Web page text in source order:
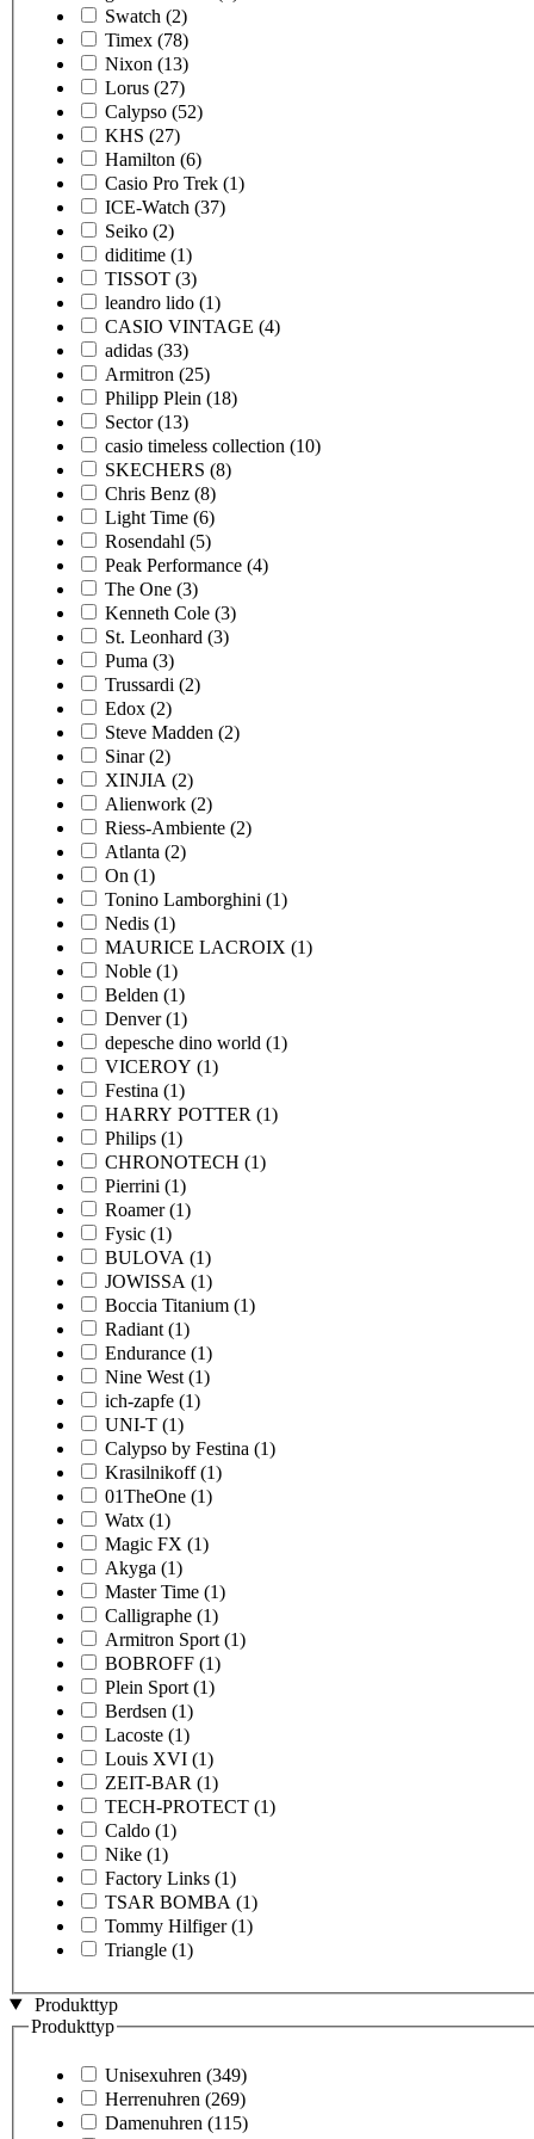
Swatch (2)
Timex (78)
Nixon (13)
Lorus (27)
Calypso (52)
KHS (27)
Hamilton (6)
Casio Pro Trek (1)
ICE-Watch (37)
Seiko (2)
diditime (1)
TISSOT (3)
leandro lido (1)
CASIO VINTAGE (4)
adidas (33)
Armitron (25)
Philipp Plein (18)
Sector (13)
casio timeless collection (10)
SKECHERS (8)
Chris Benz (8)
Light Time (6)
Rosendahl (5)
Peak Performance (4)
The One (3)
Kenneth Cole (3)
St. Leonhard (3)
Puma (3)
Trussardi (2)
Edox (2)
Steve Madden (2)
Sinar (2)
XINJIA (2)
Alienwork (2)
Riess-Ambiente (2)
Atlanta (2)
On (1)
Tonino Lamborghini (1)
Nedis (1)
MAURICE LACROIX (1)
Noble (1)
Belden (1)
Denver (1)
depesche dino world (1)
VICEROY (1)
Festina (1)
HARRY POTTER (1)
Philips (1)
CHRONOTECH (1)
Pierrini (1)
Roamer (1)
Fysic (1)
BULOVA (1)
JOWISSA (1)
Boccia Titanium (1)
Radiant (1)
Endurance (1)
Nine West (1)
ich-zapfe (1)
UNI-T (1)
Calypso by Festina (1)
Krasilnikoff (1)
01TheOne (1)
Watx (1)
Magic FX (1)
Akyga (1)
Master Time (1)
Calligraphe (1)
Armitron Sport (1)
BOBROFF (1)
Plein Sport (1)
Berdsen (1)
Lacoste (1)
Louis XVI (1)
ZEIT-BAR (1)
TECH-PROTECT (1)
Caldo (1)
Nike (1)
Factory Links (1)
TSAR BOMBA (1)
Tommy Hilfiger (1)
Triangle (1)
Produkttyp
Produkttyp
Unisexuhren (349)
Herrenuhren (269)
Damenuhren (115)